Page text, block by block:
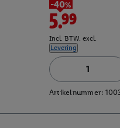
-40%
5.99
Incl. BTW. excl.
Levering
Artikelnummer: